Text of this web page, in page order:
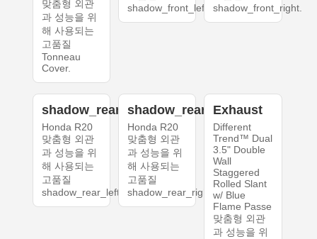
맞춤형 외관
과 성능을 위
해 사용되는
고품질
Tonneau
Cover.
shadow_front_left.
shadow_front_right.
shadow_rear_left
Honda R20
맞춤형 외관
과 성능을 위
해 사용되는
고품질
shadow_rear_left.
shadow_rear_right
Honda R20
맞춤형 외관
과 성능을 위
해 사용되는
고품질
shadow_rear_right.
Exhaust
Different
Trend™ Dual
3.5" Double
Wall
Staggered
Rolled Slant
w/ Blue
Flame Passe
맞춤형 외관
과 성능을 위